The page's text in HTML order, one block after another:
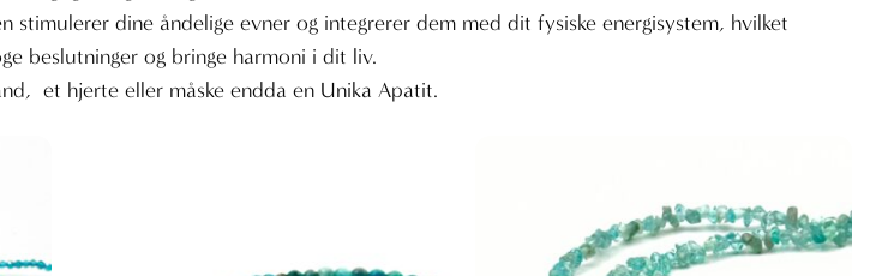
dine åndelige evner og integrerer dem med dit fysiske energisystem, hvilket
beslutninger og bringe harmoni i dit liv.
et hjerte eller måske endda en Unika Apatit.